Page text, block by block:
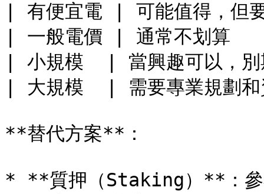
| 有便宜電 | 可能值得，
| 一般電價 | 通常不划
| 小規模  | 當興趣可以，
| 大規模  | 需要專業規劃
**替代方案**：
* **質押（Staking）**：